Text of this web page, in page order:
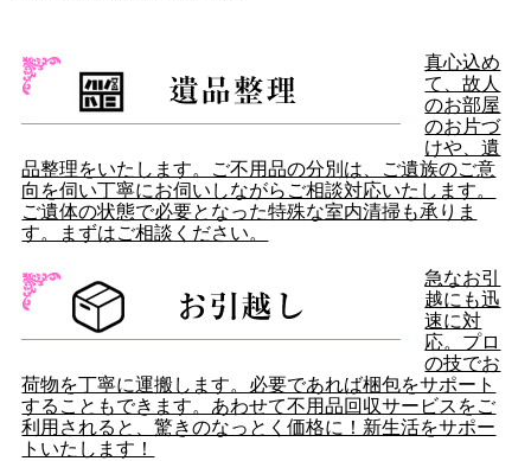
真心込め
て、故人
のお部屋
のお片づ
けや、遺
品整理をいたします。ご不用品の分別は、ご遺族のご意
向を伺い丁寧にお伺いしながらご相談対応いたします。
ご遺体の状態で必要となった特殊な室内清掃も承りま
す。まずはご相談ください。
急なお引
越にも迅
速に対
応。プロ
の技でお
荷物を丁寧に運搬します。必要であれば梱包をサポート
することもできます。あわせて不用品回収サービスをご
利用されると、驚きのなっとく価格に！新生活をサポー
トいたします！